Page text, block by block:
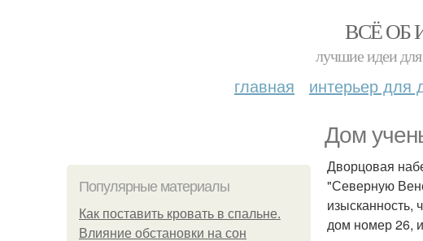
ВСЁ ОБ
лучшие идеи для
главная интерьер для
Дом
Популярные материалы
Как поставить кровать в спальне.
Влияние обстановки на сон
Дворцовая
"Северную
изысканность,
дом номер 26,